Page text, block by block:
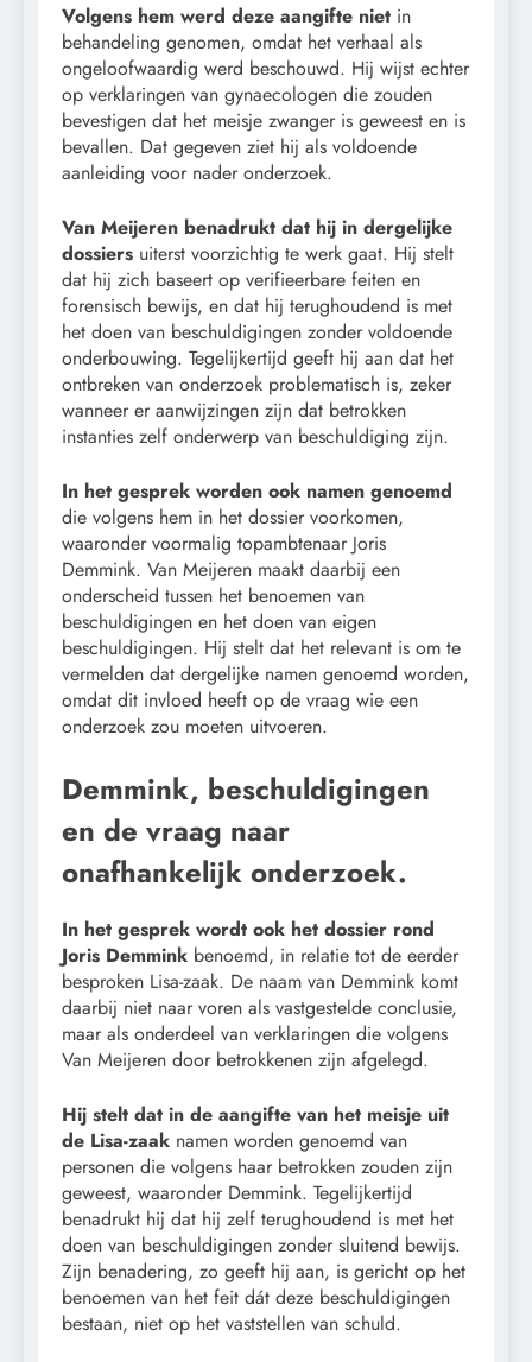
Volgens hem werd deze aangifte niet in
behandeling genomen, omdat het verhaal als
ongeloofwaardig werd beschouwd. Hij wijst echter
op verklaringen van gynaecologen die zouden
bevestigen dat het meisje zwanger is geweest en is
bevallen. Dat gegeven ziet hij als voldoende
aanleiding voor nader onderzoek.
Van Meijeren benadrukt dat hij in dergelijke
dossiers uiterst voorzichtig te werk gaat. Hij stelt
dat hij zich baseert op verifieerbare feiten en
forensisch bewijs, en dat hij terughoudend is met
het doen van beschuldigingen zonder voldoende
onderbouwing. Tegelijkertijd geeft hij aan dat het
ontbreken van onderzoek problematisch is, zeker
wanneer er aanwijzingen zijn dat betrokken
instanties zelf onderwerp van beschuldiging zijn.
In het gesprek worden ook namen genoemd
die volgens hem in het dossier voorkomen,
waaronder voormalig topambtenaar Joris
Demmink. Van Meijeren maakt daarbij een
onderscheid tussen het benoemen van
beschuldigingen en het doen van eigen
beschuldigingen. Hij stelt dat het relevant is om te
vermelden dat dergelijke namen genoemd worden,
omdat dit invloed heeft op de vraag wie een
onderzoek zou moeten uitvoeren.
Demmink, beschuldigingen
en de vraag naar
onafhankelijk onderzoek.
In het gesprek wordt ook het dossier rond
Joris Demmink benoemd, in relatie tot de eerder
besproken Lisa-zaak. De naam van Demmink komt
daarbij niet naar voren als vastgestelde conclusie,
maar als onderdeel van verklaringen die volgens
Van Meijeren door betrokkenen zijn afgelegd.
Hij stelt dat in de aangifte van het meisje uit
de Lisa-zaak namen worden genoemd van
personen die volgens haar betrokken zouden zijn
geweest, waaronder Demmink. Tegelijkertijd
benadrukt hij dat hij zelf terughoudend is met het
doen van beschuldigingen zonder sluitend bewijs.
Zijn benadering, zo geeft hij aan, is gericht op het
benoemen van het feit dát deze beschuldigingen
bestaan, niet op het vaststellen van schuld.